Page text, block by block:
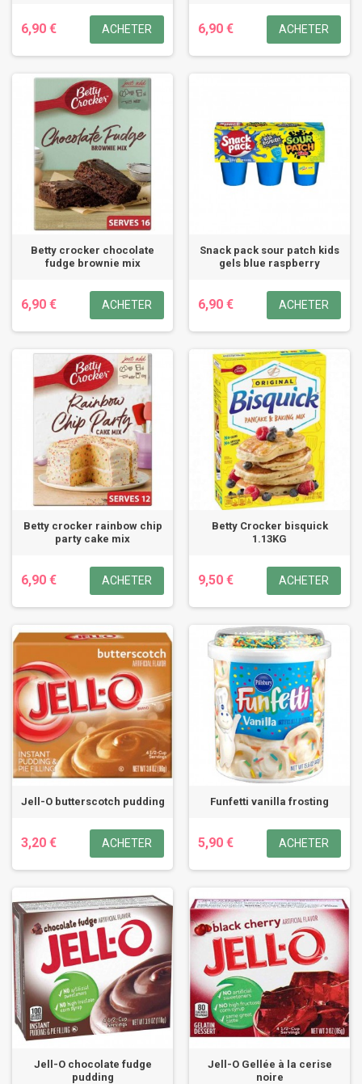
6,90 € ACHETER 6,90 € ACHETER
Betty crocker chocolate
fudge brownie mix
6,90 € ACHETER
Snack pack sour patch kids
gels blue raspberry
6,90 € ACHETER
Betty crocker rainbow chip
party cake mix
6,90 € ACHETER
Betty Crocker bisquick
1.13KG
9,50 € ACHETER
Jell-O butterscotch pudding
3,20 € ACHETER
Funfetti vanilla frosting
5,90 € ACHETER
Jell-O chocolate fudge
pudding
Jell-O Gellée à la cerise
noire